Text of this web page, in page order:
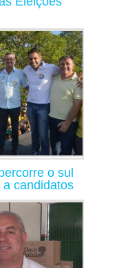
o sul
candidatos